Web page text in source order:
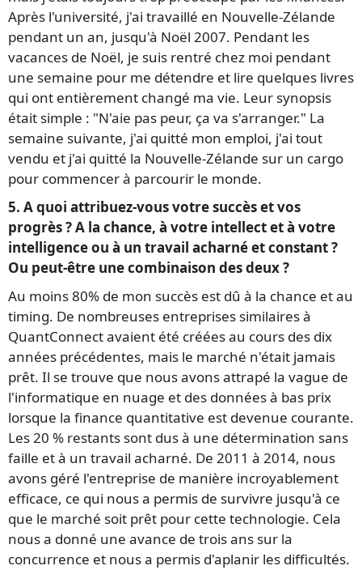
Après l'université, j'ai travaillé en Nouvelle-Zélande
pendant un an, jusqu'à Noël 2007. Pendant les
vacances de Noël, je suis rentré chez moi pendant
une semaine pour me détendre et lire quelques livres
qui ont entièrement changé ma vie. Leur synopsis
était simple : "N'aie pas peur, ça va s'arranger." La
semaine suivante, j'ai quitté mon emploi, j'ai tout
vendu et j'ai quitté la Nouvelle-Zélande sur un cargo
pour commencer à parcourir le monde.
5. A quoi attribuez-vous votre succès et vos
progrès ? A la chance, à votre intellect et à votre
intelligence ou à un travail acharné et constant ?
Ou peut-être une combinaison des deux ?
Au moins 80% de mon succès est dû à la chance et au
timing. De nombreuses entreprises similaires à
QuantConnect avaient été créées au cours des dix
années précédentes, mais le marché n'était jamais
prêt. Il se trouve que nous avons attrapé la vague de
l'informatique en nuage et des données à bas prix
lorsque la finance quantitative est devenue courante.
Les 20 % restants sont dus à une détermination sans
faille et à un travail acharné. De 2011 à 2014, nous
avons géré l'entreprise de manière incroyablement
efficace, ce qui nous a permis de survivre jusqu'à ce
que le marché soit prêt pour cette technologie. Cela
nous a donné une avance de trois ans sur la
concurrence et nous a permis d'aplanir les difficultés.